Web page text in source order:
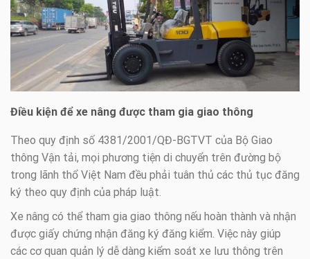
Điều kiện để xe nâng được tham gia giao thông
Theo quy định số 4381/2001/QĐ-BGTVT của Bộ Giao
thông Vận tải, mọi phương tiện di chuyển trên đường bộ
trong lãnh thổ Việt Nam đều phải tuân thủ các thủ tục đăng
ký theo quy định của pháp luật.
Xe nâng có thể tham gia giao thông nếu hoàn thành và nhận
được giấy chứng nhận đăng ký đăng kiểm. Việc này giúp
các cơ quan quản lý dễ dàng kiểm soát xe lưu thông trên